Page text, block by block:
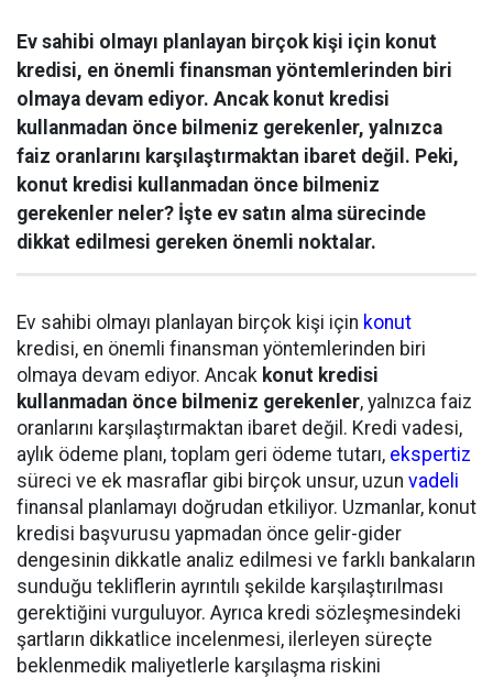
Ev sahibi olmayı planlayan birçok kişi için konut
kredisi, en önemli finansman yöntemlerinden biri
olmaya devam ediyor. Ancak konut kredisi
kullanmadan önce bilmeniz gerekenler, yalnızca
faiz oranlarını karşılaştırmaktan ibaret değil. Peki,
konut kredisi kullanmadan önce bilmeniz
gerekenler neler? İşte ev satın alma sürecinde
dikkat edilmesi gereken önemli noktalar.
Ev sahibi olmayı planlayan birçok kişi için konut
kredisi, en önemli finansman yöntemlerinden biri
olmaya devam ediyor. Ancak konut kredisi
kullanmadan önce bilmeniz gerekenler, yalnızca faiz
oranlarını karşılaştırmaktan ibaret değil. Kredi vadesi,
aylık ödeme planı, toplam geri ödeme tutarı, ekspertiz
süreci ve ek masraflar gibi birçok unsur, uzun vadeli
finansal planlamayı doğrudan etkiliyor. Uzmanlar, konut
kredisi başvurusu yapmadan önce gelir-gider
dengesinin dikkatle analiz edilmesi ve farklı bankaların
sunduğu tekliflerin ayrıntılı şekilde karşılaştırılması
gerektiğini vurguluyor. Ayrıca kredi sözleşmesindeki
şartların dikkatlice incelenmesi, ilerleyen süreçte
beklenmedik maliyetlerle karşılaşma riskini